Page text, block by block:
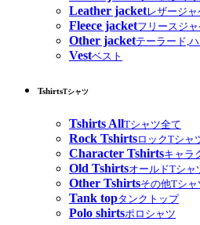
Leather jacketレザージャ
Fleece jacketフリースジャ
Other jacketテーラード,
Vestベスト
TshirtsTシャツ
Tshirts AllTシャツ全て
Rock TshirtsロックTシャ
Character Tshirtsキャラ
Old TshirtsオールドTシャ
Other Tshirtsその他Tシャ
Tank topタンクトップ
Polo shirtsポロシャツ